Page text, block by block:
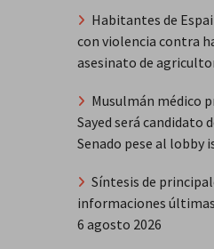
Habitantes de
con violencia contra
asesinato de
Musulmán médico
Sayed será candidato
Senado pese al lobby
Síntesis de
informaciones
6 agosto 2026